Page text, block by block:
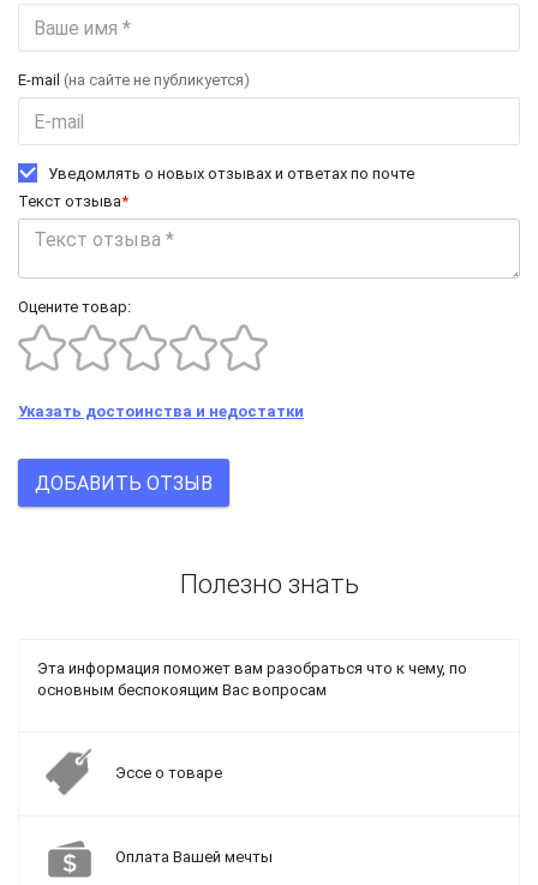
E-mail (на сайте не публикуется)
Уведомлять о новых отзывах и ответах по почте
Текст отзыва*
Оцените товар:
Указать достоинства и недостатки
ДОБАВИТЬ ОТЗЫВ
Полезно знать
Эта информация поможет вам разобраться что к чему, по
основным беспокоящим Вас вопросам
Эссе о товаре
Оплата Вашей мечты